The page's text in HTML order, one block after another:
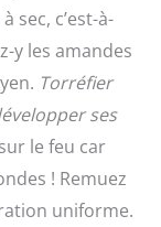
sec, c’est-à-
y les amandes
Torréfier
ses
le feu car
! Remuez
uniforme.